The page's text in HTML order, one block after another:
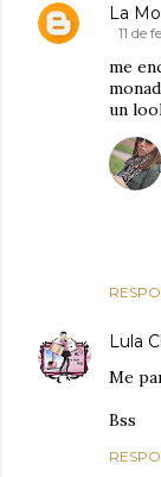
La
11 de
me
un
Lula
Me
Bss